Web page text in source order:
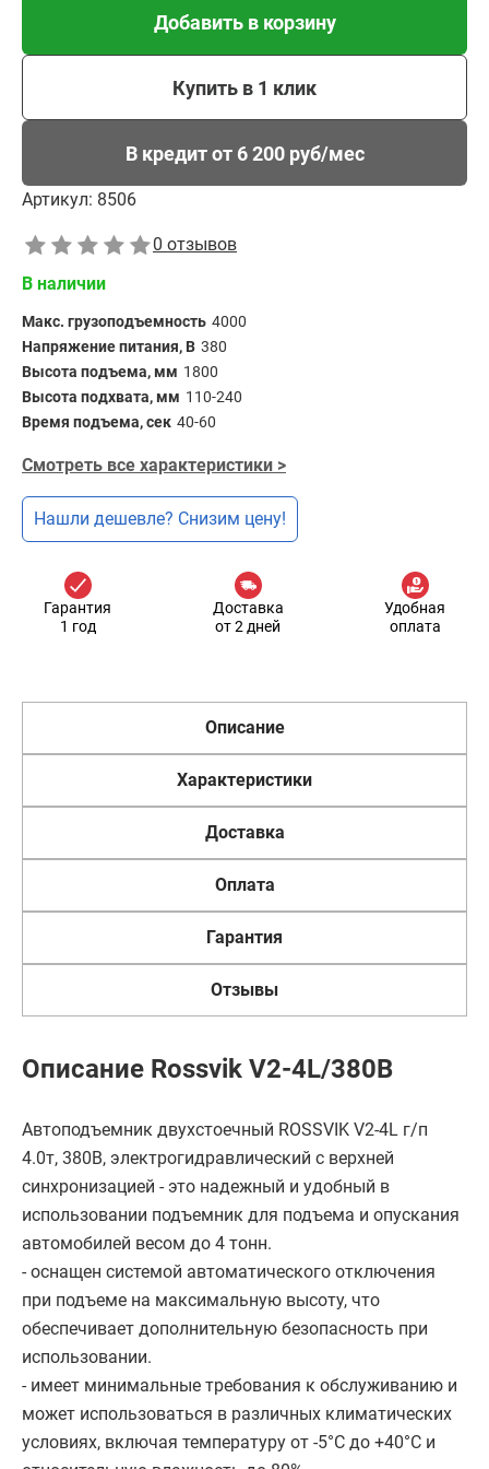
Добавить в корзину
Купить в 1 клик
В кредит от 6 200 руб/мес
Артикул: 8506
0 отзывов
В наличии
Макс. грузоподъемность 4000
Напряжение питания, В 380
Высота подъема, мм 1800
Высота подхвата, мм 110-240
Время подъема, сек 40-60
Смотреть все характеристики >
Нашли дешевле? Снизим цену!
Гарантия
1 год
Доставка
от 2 дней
Удобная
оплата
Описание
Характеристики
Доставка
Оплата
Гарантия
Отзывы
Описание Rossvik V2-4L/380В
Автоподъемник двухстоечный ROSSVIK V2-4L г/п
4.0т, 380В, электрогидравлический с верхней
синхронизацией - это надежный и удобный в
использовании подъемник для подъема и опускания
автомобилей весом до 4 тонн.
- оснащен системой автоматического отключения
при подъеме на максимальную высоту, что
обеспечивает дополнительную безопасность при
использовании.
- имеет минимальные требования к обслуживанию и
может использоваться в различных климатических
условиях, включая температуру от -5°C до +40°C и